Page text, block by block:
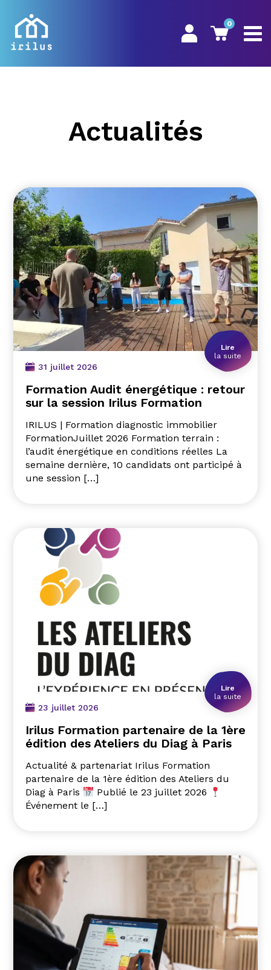
0
Actualités
Lire
la suite
31 juillet 2026
Formation Audit énergétique : retour
sur la session Irilus Formation
IRILUS | Formation diagnostic immobilier
FormationJuillet 2026 Formation terrain :
l’audit énergétique en conditions réelles La
semaine dernière, 10 candidats ont participé à
une session […]
Lire
la suite
23 juillet 2026
Irilus Formation partenaire de la 1ère
édition des Ateliers du Diag à Paris
Actualité & partenariat Irilus Formation
partenaire de la 1ère édition des Ateliers du
Diag à Paris
Publié le 23 juillet 2026
Événement le […]